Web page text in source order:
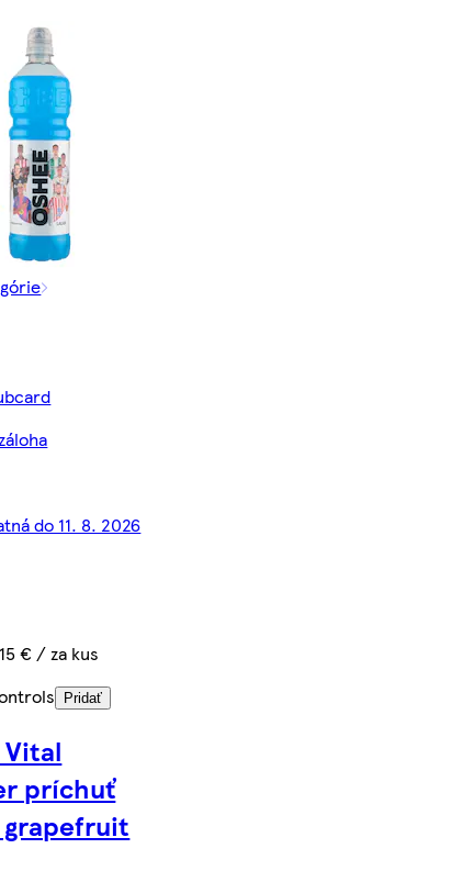
do 11. 8. 2026
€ / za kus
Pridať
príchuť
grapefruit